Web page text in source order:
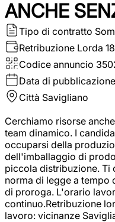
ANCHE
Tipo di contratto
Retribuzione Lorda
Codice annuncio
Data di pubblicazione
Città Savigliano
Cerchiamo risorse
team dinamico. I
occuparsi della
dell'imballaggio di
piccola distribuzione. Ti
norma di legge a tempo
di proroga. L'orario
continuo.Retribuzione
lavoro: vicinanze